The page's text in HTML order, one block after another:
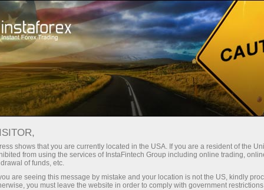
Dành cho Nhà giao dịch
Điều kiện giao dịch
EURJPY
shows that you are currently located in the USA. If you are a resident of the
from using the services of InstaFintech Group including online trading,
of funds, etc.
are seeing this message by mistake and your location is not the US, kindly
you must leave the website in order to comply with government